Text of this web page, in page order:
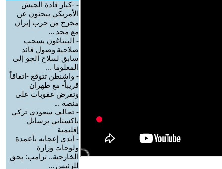
- -كبار قادة الجيش
الأمريكي يبحثون عن
مخرج من حرب إيران
مع محد ...
- البنتاغون يسحب
صلاحية وصول قائد
سابق لسلاح الجو إلى
المعلوما ...
- واشنطن تتوقع -اتفاقاً
قريباً- مع طهران
وتفرض عقوبات على
منصة ...
- تحالف سعودي تركي
باكستاني برسائل
إقليمية
- أبدى إعجابه بأعمدة
ولوحات وزارة
الخارجية.. ترامب: يحق
للرئيس ...